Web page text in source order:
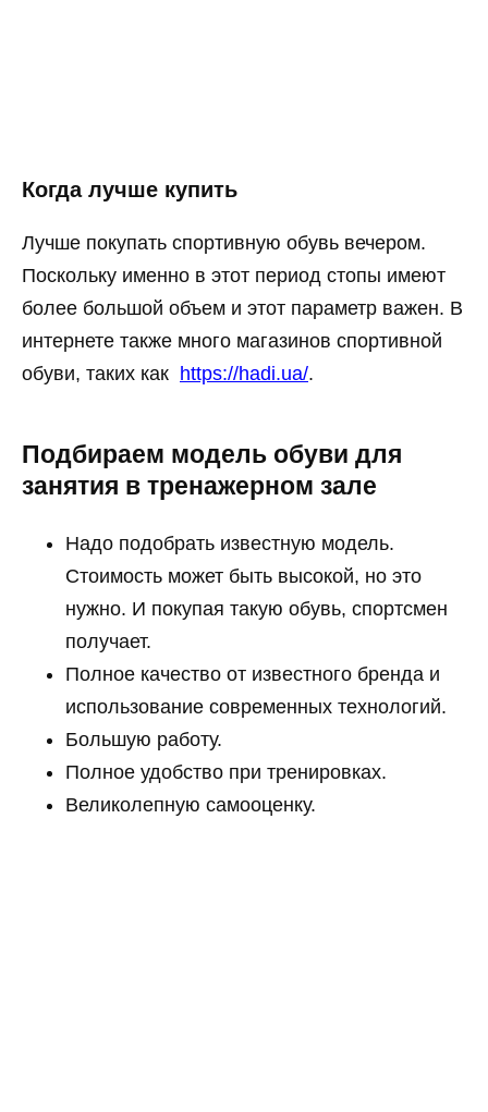
Когда лучше купить
Лучше покупать спортивную обувь вечером.
Поскольку именно в этот период стопы имеют
более большой объем и этот параметр важен. В
интернете также много магазинов спортивной
обуви, таких как https://hadi.ua/.
Подбираем модель обуви для
занятия в тренажерном зале
Надо подобрать известную модель.
Стоимость может быть высокой, но это
нужно. И покупая такую обувь, спортсмен
получает.
Полное качество от известного бренда и
использование современных технологий.
Большую работу.
Полное удобство при тренировках.
Великолепную самооценку.